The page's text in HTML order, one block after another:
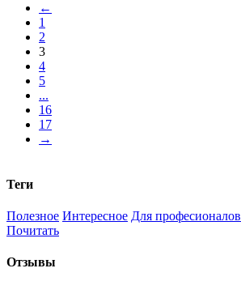
←
1
2
3
4
5
...
16
17
→
Теги
Полезное Интересное Для професионалов
Почитать
Отзывы